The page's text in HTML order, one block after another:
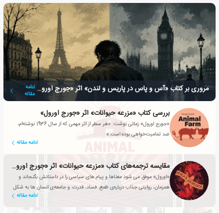
مروری بر کتاب «آس و پاس در پاریس و لندن» اثر «جورج اورول» ادامه
مقاله
بررسی کتاب «مزرعه حیوانات» اثر «جورج اورول»
«جورج اورول» زمانی نوشت: «هر سطر از اثر مهمی که از سال 1936 نوشته‌ام،
ضد تمامیت‌خواهی بوده است.»
ادامه مقاله
مقایسه ترجمه‌های کتاب «مزرعه حیوانات» اثر «جورج اورول»
«اورول» موفق می شود معناها و پیام های سیاسی را در داستانش بگنجاند و
همزمان، روایتی جذاب درباره‌ی طمع، فساد، قدرت، و جامعه‌ی انسان ها به شکل
ادامه مقاله